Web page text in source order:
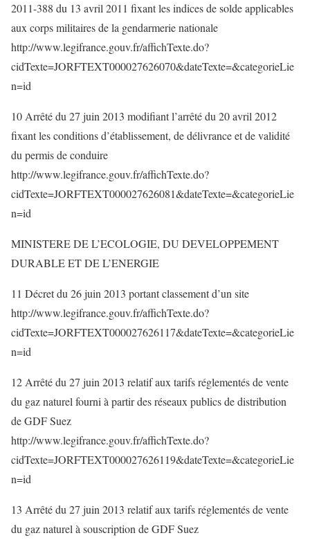
2011-388 du 13 avril 2011 fixant les indices de solde applicables
aux corps militaires de la gendarmerie nationale
http://www.legifrance.gouv.fr/affichTexte.do?
cidTexte=JORFTEXT000027626070&dateTexte=&categorieLie
n=id
10 Arrêté du 27 juin 2013 modifiant l’arrêté du 20 avril 2012
fixant les conditions d’établissement, de délivrance et de validité
du permis de conduire
http://www.legifrance.gouv.fr/affichTexte.do?
cidTexte=JORFTEXT000027626081&dateTexte=&categorieLie
n=id
MINISTERE DE L’ECOLOGIE, DU DEVELOPPEMENT
DURABLE ET DE L’ENERGIE
11 Décret du 26 juin 2013 portant classement d’un site
http://www.legifrance.gouv.fr/affichTexte.do?
cidTexte=JORFTEXT000027626117&dateTexte=&categorieLie
n=id
12 Arrêté du 27 juin 2013 relatif aux tarifs réglementés de vente
du gaz naturel fourni à partir des réseaux publics de distribution
de GDF Suez
http://www.legifrance.gouv.fr/affichTexte.do?
cidTexte=JORFTEXT000027626119&dateTexte=&categorieLie
n=id
13 Arrêté du 27 juin 2013 relatif aux tarifs réglementés de vente
du gaz naturel à souscription de GDF Suez